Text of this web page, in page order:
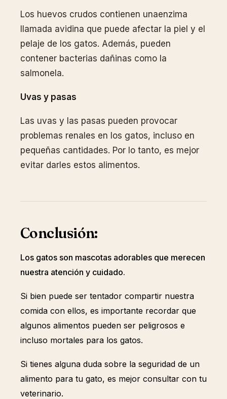
Los huevos crudos contienen unaenzima
llamada avidina que puede afectar la piel y el
pelaje de los gatos. Además, pueden
contener bacterias dañinas como la
salmonela.
Uvas y pasas
Las uvas y las pasas pueden provocar
problemas renales en los gatos, incluso en
pequeñas cantidades. Por lo tanto, es mejor
evitar darles estos alimentos.
Conclusión:
Los gatos son mascotas adorables que merecen
nuestra atención y cuidado.
Si bien puede ser tentador compartir nuestra
comida con ellos, es importante recordar que
algunos alimentos pueden ser peligrosos e
incluso mortales para los gatos.
Si tienes alguna duda sobre la seguridad de un
alimento para tu gato, es mejor consultar con tu
veterinario.